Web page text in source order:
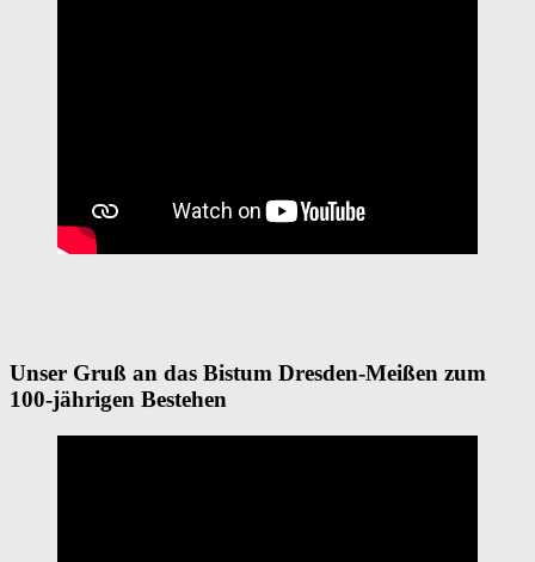
Unser Gruß an das Bistum Dresden-Meißen zum
100-jährigen Bestehen